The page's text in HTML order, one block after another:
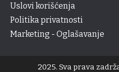
Uslovi korišćenja
Politika privatnosti
Marketing - Oglašavanje
2025. Sva prava